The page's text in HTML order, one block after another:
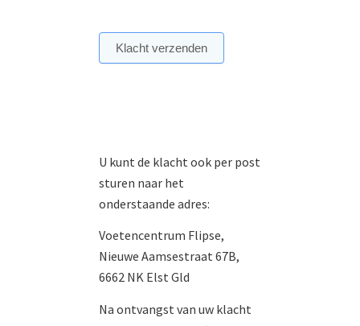
Klacht verzenden
U kunt de klacht ook per post
sturen naar het
onderstaande adres:
Voetencentrum Flipse,
Nieuwe Aamsestraat 67B,
6662 NK Elst Gld
Na ontvangst van uw klacht